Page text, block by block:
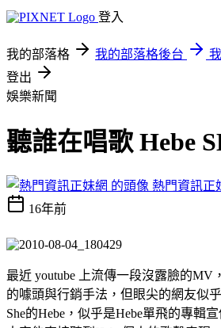
登入
我的部落格 我的部落格後台
登出
娛樂新聞
聽誰在唱歌 Hebe
熱門資訊正
16年前
最近 youtube 上流傳一段沒露臉的MV
的噱頭與行銷手法，但眼尖的網友似
She的Hebe，似乎是Hebe單飛的專輯